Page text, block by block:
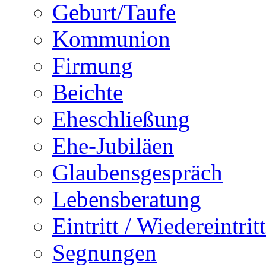
Geburt/Taufe
Kommunion
Firmung
Beichte
Eheschließung
Ehe-Jubiläen
Glaubensgespräch
Lebensberatung
Eintritt / Wiedereintritt
Segnungen